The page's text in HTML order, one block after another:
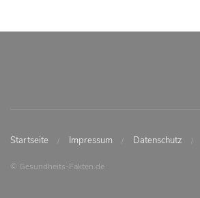
Startseite Impressum Datenschutz
© Gesundheits-Fakten.de